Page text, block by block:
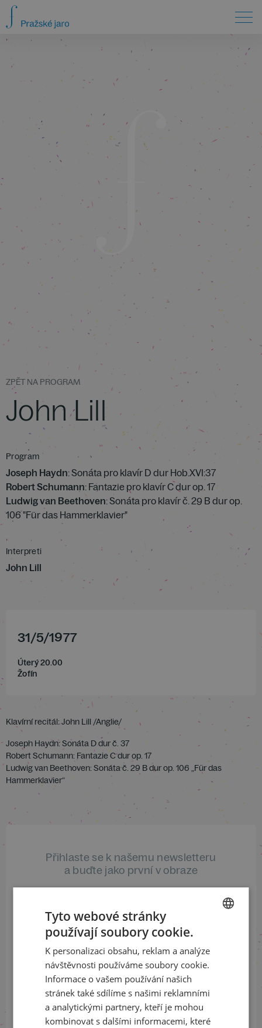
ZPĚT NA PROGRAM
John Lill
Program
Joseph Haydn: Sonáta pro klavír D dur Hob.XVI:37
Robert Schumann: Fantazie pro klavír C dur op. 17
Ludwig van Beethoven: Sonáta pro klavír č. 29 B dur op.
106 "Für das Hammerklavier"
Interpreti
John Lill
31/5/1977
Úterý 20.00
Žofín
Klavírní recitál: John Lill /Anglie/
Joseph Haydn: Sonáta D dur č. 37
Robert Schumann: Fantazie C dur op. 17
Ludwig van Beethoven: Sonáta č. 29 B dur op. 106 „Für das
Hammerklavier“
Přihlaste se k našemu newsletteru
a buďte jako první v obraze
Sledujte nás na sociálních sítích
LinkedInflickr
ENGLISH
Tyto webové stránky
používají soubory cookie.
K personalizaci obsahu, reklam a analýze
návštěvnosti používáme soubory cookie.
Informace o vašem používání našich
stránek také sdílíme s našimi reklamními
a analytickými partnery, kteří je mohou
kombinovat s dalšími informacemi, které